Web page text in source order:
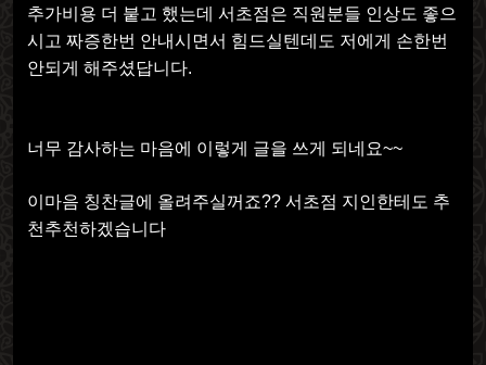
추가비용 더 붙고 했는데 서초점은 직원분들 인상도 좋으
시고 짜증한번 안내시면서 힘드실텐데도 저에게 손한번
안되게 해주셨답니다.
너무 감사하는 마음에 이렇게 글을 쓰게 되네요~~
이마음 칭찬글에 올려주실꺼죠?? 서초점 지인한테도 추
천추천하겠습니다